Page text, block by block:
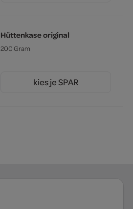
Hüttenkase original
200 Gram
kies je SPAR